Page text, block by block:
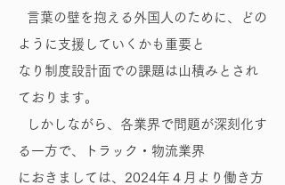
言葉の壁を抱える外国人のために、どの
ように支援していくかも重要と
なり制度設計面での課題は山積みとされ
ております。
しかしながら、各業界で問題が深刻化す
る一方で、トラック・物流業界
におきましては、2024年４月より働き方